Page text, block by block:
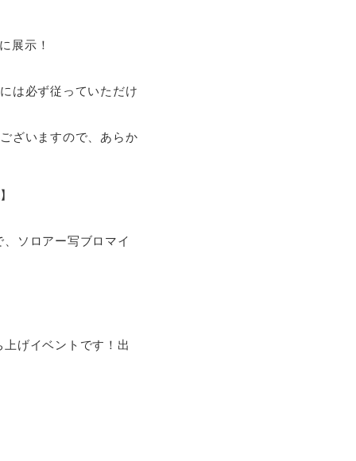
展示！
は必ず従っていただけ
ざいますので、あらか
ソロアー写ブロマイ
げイベントです！出